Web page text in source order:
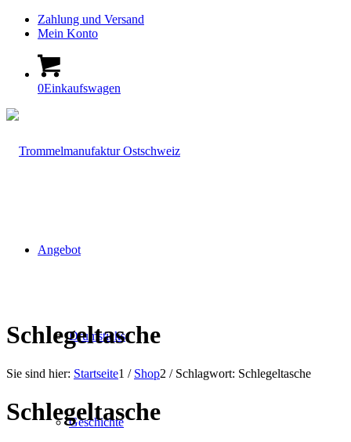
Zahlung und Versand
Mein Konto
0Einkaufswagen
Angebot
Drumsticks
Geschichte
Schlegeltasche
Sie sind hier: Startseite1 / Shop2 / Schlagwort: Schlegeltasche
Schlegeltasche